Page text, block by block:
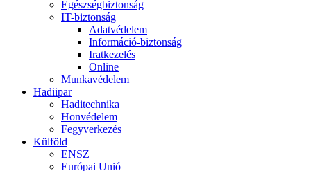
Egészségbiztonság
IT-biztonság
Adatvédelem
Információ-biztonság
Iratkezelés
Online
Munkavédelem
Hadiipar
Haditechnika
Honvédelem
Fegyverkezés
Külföld
ENSZ
Európai Unió